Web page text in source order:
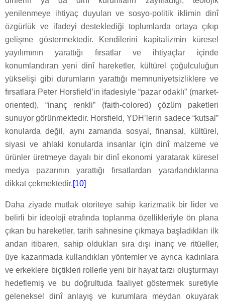
yenilenmeye ihtiyaç duyulan ve sosyo-politik iklimin dinî
özgürlük ve ifadeyi desteklediği toplumlarda ortaya çıkıp
gelişme göstermektedir. Kendilerini kapitalizmin küresel
yayılımının yarattığı fırsatlar ve ihtiyaçlar içinde
konumlandıran yeni dinî hareketler, kültürel çoğulculuğun
yükselişi gibi durumların yarattığı memnuniyetsizliklere ve
fırsatlara Peter Horsfield’in ifadesiyle “pazar odaklı” (market-
oriented), “inanç renkli” (faith-colored) çözüm paketleri
sunuyor görünmektedir. Horsfield, YDH’lerin sadece “kutsal”
konularda değil, aynı zamanda sosyal, finansal, kültürel,
siyasi ve ahlaki konularda insanlar için dinî malzeme ve
ürünler üretmeye dayalı bir dinî ekonomi yaratarak küresel
medya pazarının yarattığı fırsatlardan yararlandıklarına
dikkat çekmektedir.[10]
Daha ziyade mutlak otoriteye sahip karizmatik bir lider ve
belirli bir ideoloji etrafında toplanma özellikleriyle ön plana
çıkan bu hareketler, tarih sahnesine çıkmaya başladıkları ilk
andan itibaren, sahip oldukları sıra dışı inanç ve ritüeller,
üye kazanmada kullandıkları yöntemler ve ayrıca kadınlara
ve erkeklere biçtikleri rollerle yeni bir hayat tarzı oluşturmayı
hedeflemiş ve bu doğrultuda faaliyet göstermek suretiyle
geleneksel dinî anlayış ve kurumlara meydan okuyarak